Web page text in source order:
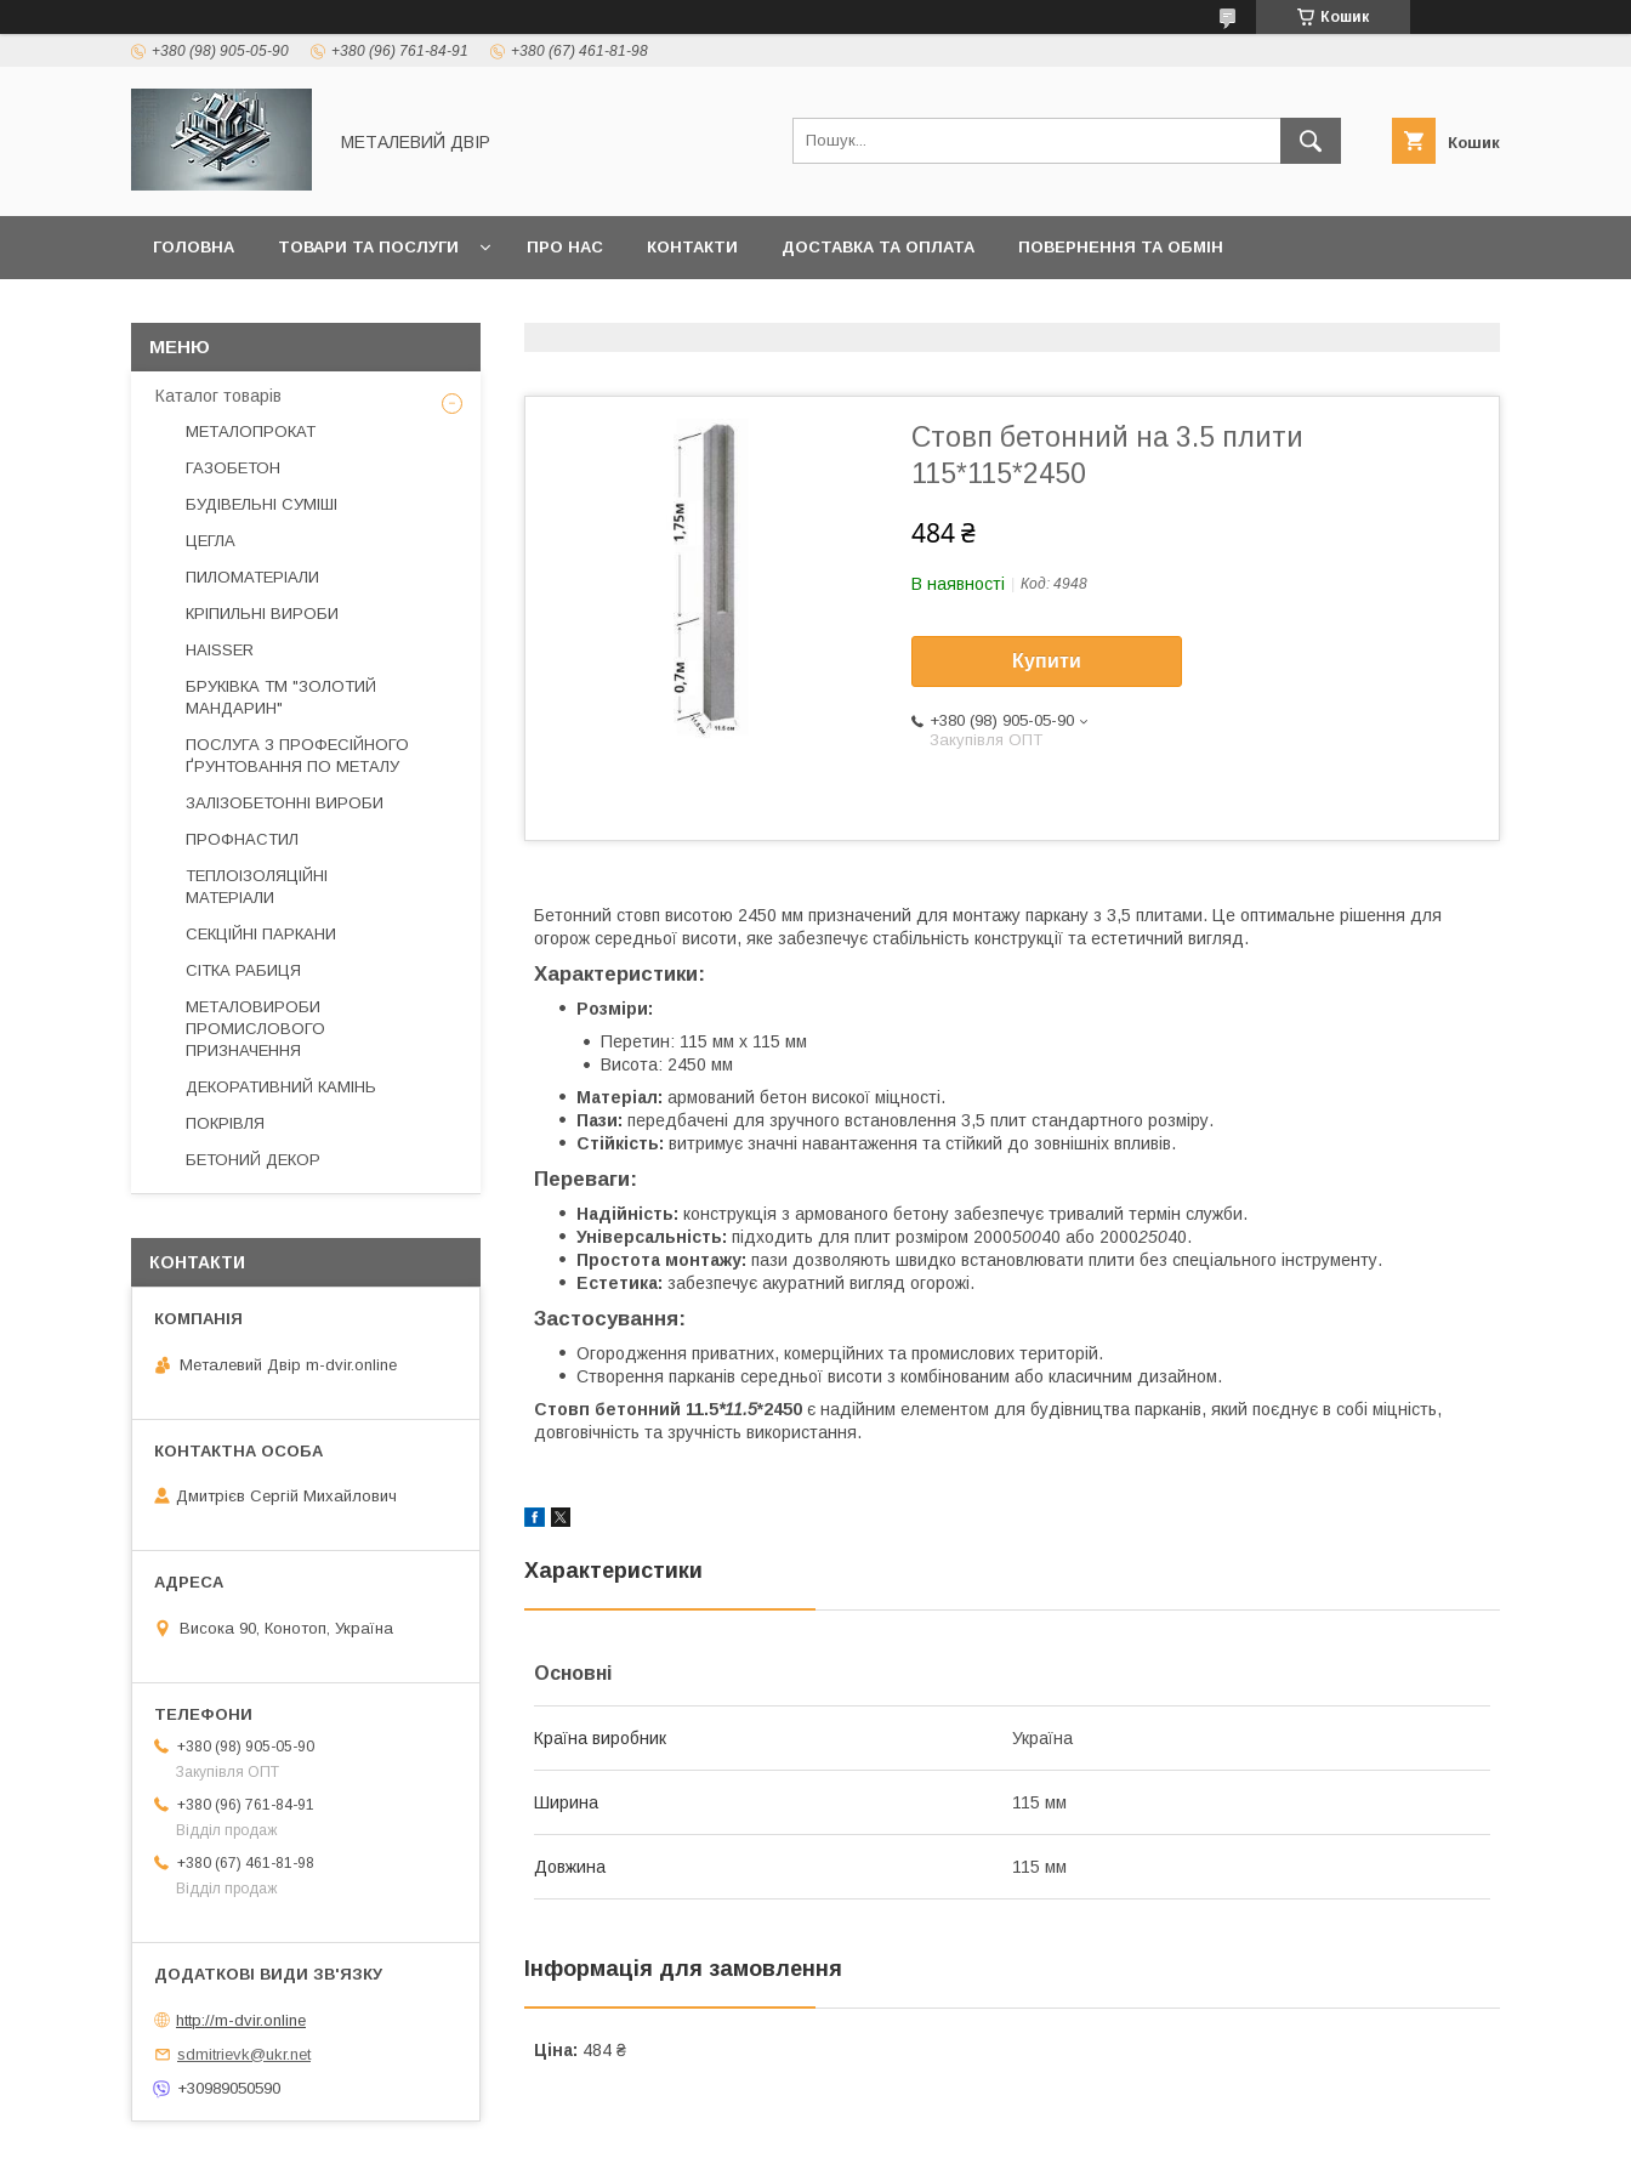
Кошик
+380 (98) 905-05-90 +380 (96) 761-84-91 +380 (67) 461-81-98
МЕТАЛЕВИЙ ДВІР Кошик
ГОЛОВНА ТОВАРИ ТА ПОСЛУГИ ПРО НАС КОНТАКТИ ДОСТАВКА ТА ОПЛАТА ПОВЕРНЕННЯ ТА ОБМІН
Стовп бетонний на 3.5 плити
115*115*2450
484 ₴
В наявності Код: 4948
Купити
+380 (98) 905-05-90
Закупівля ОПТ
Бетонний стовп висотою 2450 мм призначений для монтажу паркану з 3,5 плитами. Це оптимальне рішення для
огорож середньої висоти, яке забезпечує стабільність конструкції та естетичний вигляд.
Характеристики:
Розміри:
Перетин: 115 мм х 115 мм
Висота: 2450 мм
Матеріал: армований бетон високої міцності.
Пази: передбачені для зручного встановлення 3,5 плит стандартного розміру.
Стійкість: витримує значні навантаження та стійкий до зовнішніх впливів.
Переваги:
Надійність: конструкція з армованого бетону забезпечує тривалий термін служби.
Універсальність: підходить для плит розміром 200050040 або 200025040.
Простота монтажу: пази дозволяють швидко встановлювати плити без спеціального інструменту.
Естетика: забезпечує акуратний вигляд огорожі.
Застосування:
Огородження приватних, комерційних та промислових територій.
Створення парканів середньої висоти з комбінованим або класичним дизайном.
Стовп бетонний 11.5*11.5*2450 є надійним елементом для будівництва парканів, який поєднує в собі міцність,
довговічність та зручність використання.
Характеристики
Основні
Країна виробник Україна
Ширина 115 мм
Довжина 115 мм
Інформація для замовлення
Ціна: 484 ₴
Каталог товарів
МЕТАЛОПРОКАТ
ГАЗОБЕТОН
БУДІВЕЛЬНІ СУМІШІ
ЦЕГЛА
ПИЛОМАТЕРІАЛИ
КРІПИЛЬНІ ВИРОБИ
HAISSER
БРУКІВКА ТМ "ЗОЛОТИЙ
МАНДАРИН"
ПОСЛУГА З ПРОФЕСІЙНОГО
ҐРУНТОВАННЯ ПО МЕТАЛУ
ЗАЛІЗОБЕТОННІ ВИРОБИ
ПРОФНАСТИЛ
ТЕПЛОІЗОЛЯЦІЙНІ
МАТЕРІАЛИ
СЕКЦІЙНІ ПАРКАНИ
СІТКА РАБИЦЯ
МЕТАЛОВИРОБИ
ПРОМИСЛОВОГО
ПРИЗНАЧЕННЯ
ДЕКОРАТИВНИЙ КАМІНЬ
ПОКРІВЛЯ
БЕТОНИЙ ДЕКОР
КОНТАКТИ
Металевий Двір m-dvir.online
Дмитрієв Сергій Михайлович
Висока 90, Конотоп, Україна
+380 (98) 905-05-90
Закупівля ОПТ
+380 (96) 761-84-91
Відділ продаж
+380 (67) 461-81-98
Відділ продаж
http://m-dvir.online
sdmitrievk@ukr.net
+30989050590